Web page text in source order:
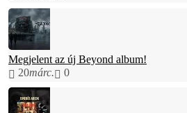
Megjelent az új Beyond album!
20márc. 0